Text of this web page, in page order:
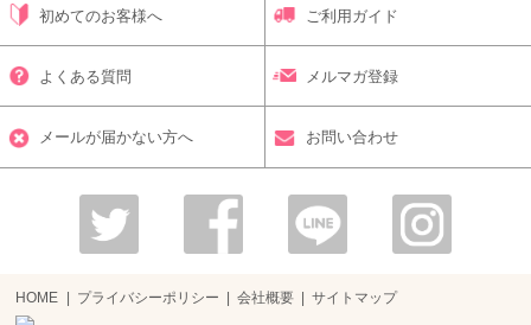
初めてのお客様へ ご利用ガイド
よくある質問 メルマガ登録
メールが届かない方へ お問い合わせ
HOME プライバシーポリシー 会社概要 サイトマップ